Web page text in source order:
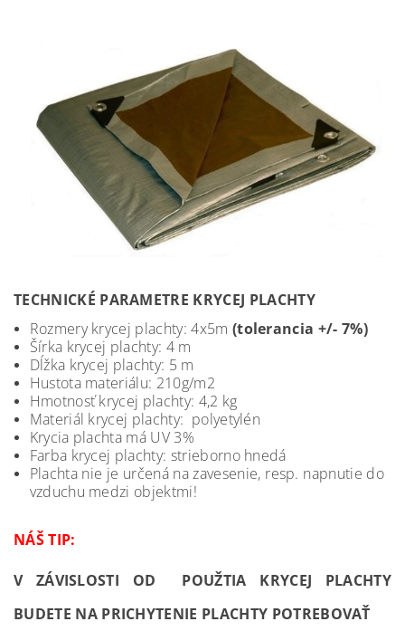
TECHNICKÉ PARAMETRE KRYCEJ PLACHTY
Rozmery krycej plachty: 4x5m (tolerancia +/- 7%)
Šírka krycej plachty: 4 m
Dĺžka krycej plachty: 5 m
Hustota materiálu: 210g/m2
Hmotnosť krycej plachty: 4,2 kg
Materiál krycej plachty: polyetylén
Krycia plachta má UV 3%
Farba krycej plachty: strieborno hnedá
Plachta nie je určená na zavesenie, resp. napnutie do
vzduchu medzi objektmi!
NÁŠ TIP:
V ZÁVISLOSTI OD POUŽTIA KRYCEJ PLACHTY
BUDETE NA PRICHYTENIE PLACHTY POTREBOVAŤ